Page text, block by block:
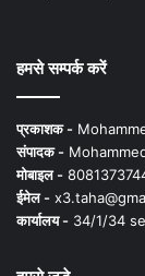
हमसे सम्पर्क करें
प्रकाशक -
संपादक -
मोबाइल -
ईमेल -
कार्यालय - 34/1/34